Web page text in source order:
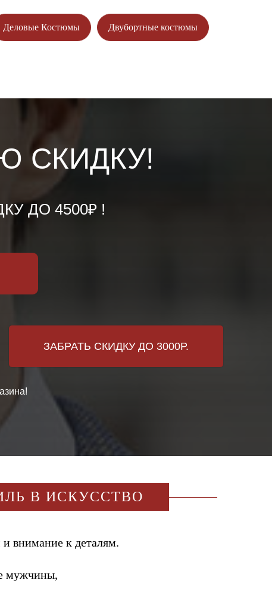
Деловые Костюмы Двубортные костюмы
ДО 4500₽ !
СКИДКУ!
ЗАБРАТЬ СКИДКУ ДО 3000Р.
В ИСКУССТВО
внимание к деталям.
мужчины,